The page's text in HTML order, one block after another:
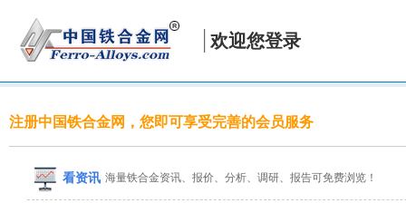
欢迎您登录
注册中国铁合金网，您即可享受完善的会员服务
看资讯 海量铁合金资讯、报价、分析、调研、报告可免费浏览！